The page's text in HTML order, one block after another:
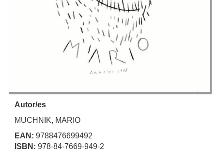
Autor/es
MUCHNIK, MARIO
EAN: 9788476699492
ISBN: 978-84-7669-949-2